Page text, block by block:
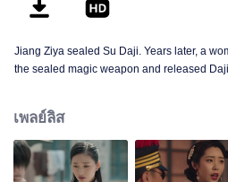
Jiang Ziya sealed Su Daji. Years later, a
the sealed magic weapon and released
Su Daji. At the critical moment, Yang
choice...
เพลย์ลิส